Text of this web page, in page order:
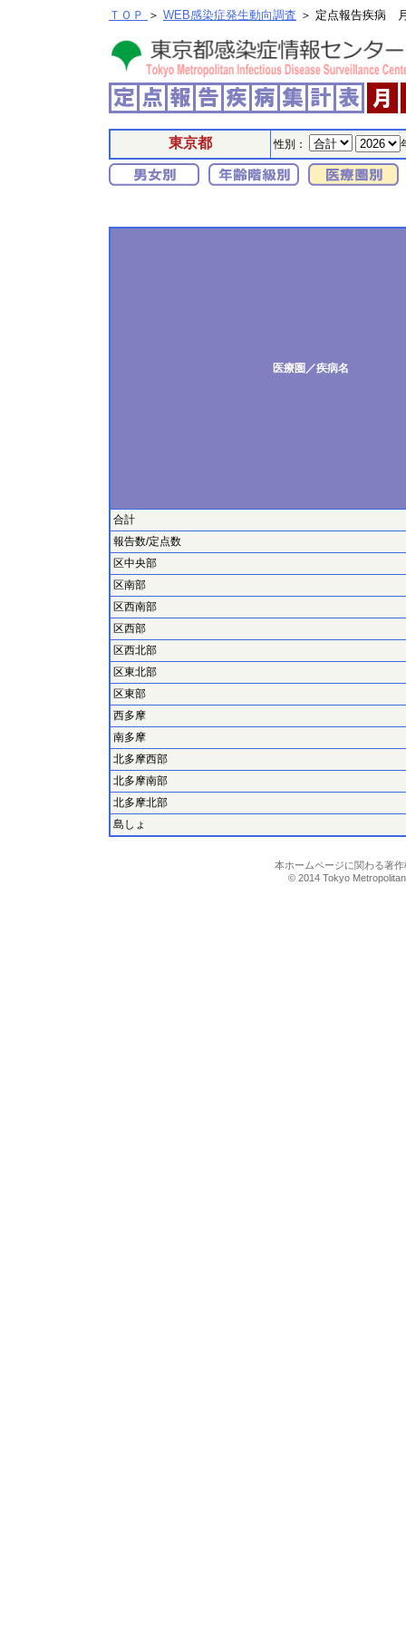
ＴＯＰ ＞ WEB感染症発生動向調査 ＞ 定点報告疾病
東京都 性別：
医療圏／疾病名
合計
報告数/定点数
区中央部
区南部
区西南部
区西部
区西北部
区東北部
区東部
西多摩
南多摩
北多摩西部
北多摩南部
北多摩北部
島しょ
本ホームページに関わる著
© 2014 Tokyo